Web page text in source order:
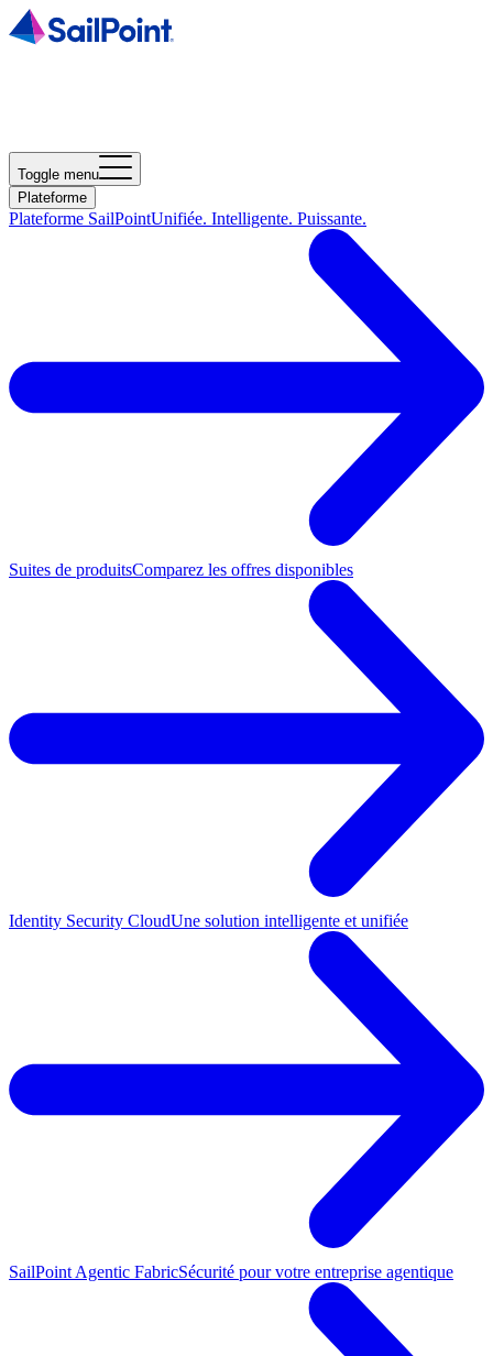
Toggle menu
Plateforme
Plateforme SailPointUnifiée. Intelligente. Puissante.
Suites de produitsComparez les offres disponibles
Identity Security CloudUne solution intelligente et unifiée
SailPoint Agentic FabricSécurité pour votre entreprise agentique